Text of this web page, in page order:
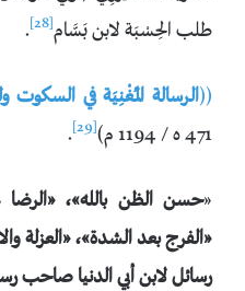
طلب الحِسْبَة لابن بَسَّام[28]
.
((الرسالة المـُغْنِيَة في السكوت
471 ه / 1194 م)
[29]
.
«حسن الظن بالله»،«
«الفرج بعد الشدة»،«العزلة
رسائل لابن أبي الدنيا صاحب